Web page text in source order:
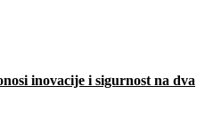
inovacije i sigurnost na dva